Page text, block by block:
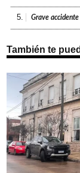
5. Grave
También te